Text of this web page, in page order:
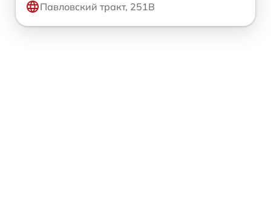
Павловский тракт, 251В